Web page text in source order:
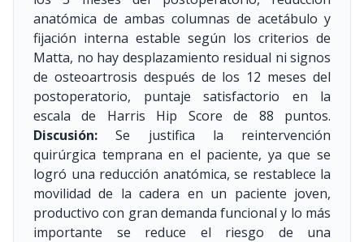
anatómica de ambas columnas de acetábulo y
fijación interna estable según los criterios de
Matta, no hay desplazamiento residual ni signos
de osteoartrosis después de los 12 meses del
postoperatorio, puntaje satisfactorio en la
escala de Harris Hip Score de 88 puntos.
Discusión: Se justifica la reintervención
quirúrgica temprana en el paciente, ya que se
logró una reducción anatómica, se restablece la
movilidad de la cadera en un paciente joven,
productivo con gran demanda funcional y lo más
importante se reduce el riesgo de una